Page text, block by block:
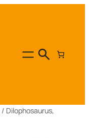
/ Dilophosaurus,